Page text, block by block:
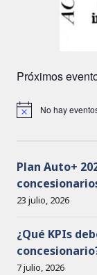
Próximos
No hay
Plan Auto+
23 julio, 2026
¿Qué KPIs
7 julio, 2026